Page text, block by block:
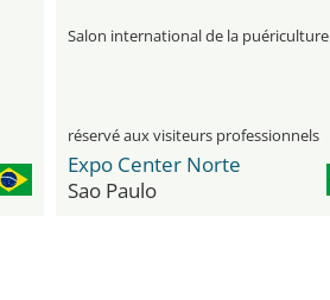
Salon international de la puériculture
réservé aux visiteurs professionnels
Expo Center Norte
Sao Paulo